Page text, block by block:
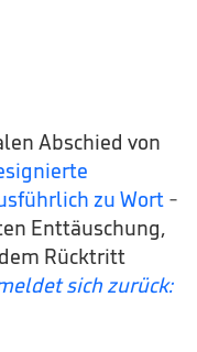
Abschied von
zu Wort -
Enttäuschung,
Rücktritt
sich zurück: